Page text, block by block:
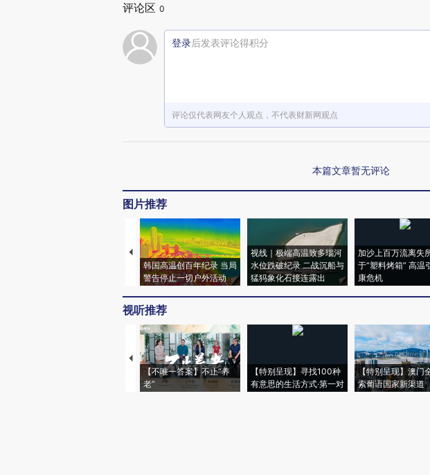
评论区 0
登录后发表评论得积分
评论仅代表网友个人观点，不代表财新网观点
本篇文章暂无评论
图片推荐
韩国高温创百年纪录 当局
警告停止一切户外活动
视线｜极端高温致多瑙河
水位跌破纪录 二战沉船与
猛犸象化石接连露出
加沙上百万流离失
于“塑料烤箱” 高温
康危机
视听推荐
【不唯一答案】不止“养
老”
【特别呈现】寻找100种
有意思的生活方式·第一对
【特别呈现】澳门
索葡语国家新渠道